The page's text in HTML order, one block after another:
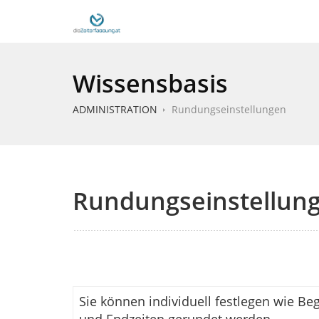
Wissensbasis
ADMINISTRATION Rundungseinstellungen
Sie können individuell festlegen wie